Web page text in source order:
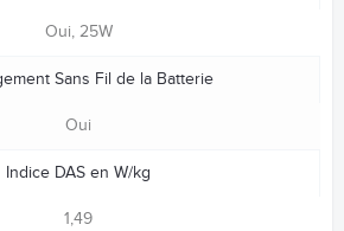
Oui, 25W
Sans Fil de la Batterie
Oui
Indice DAS en W/kg
1,49